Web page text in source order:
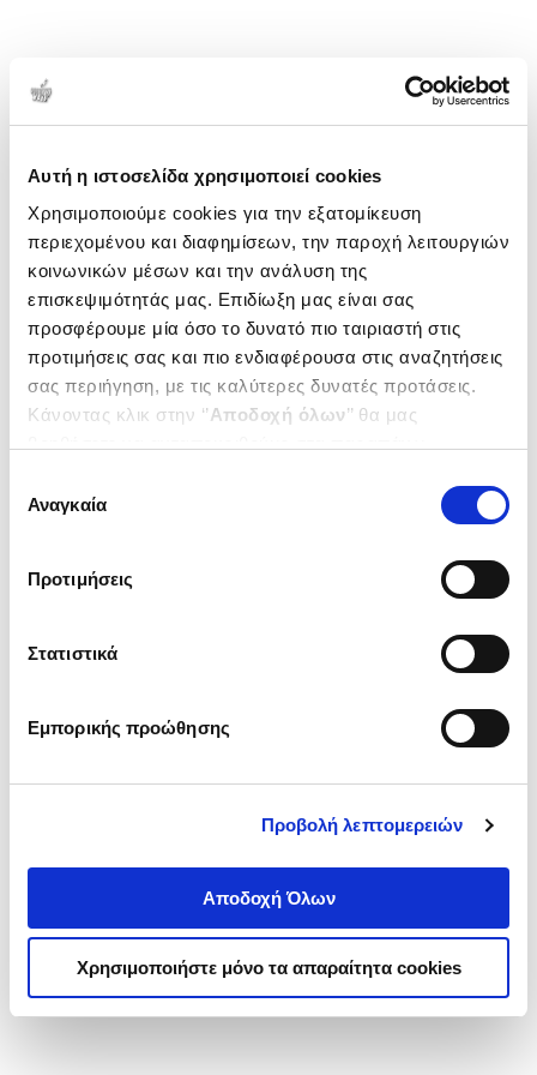
Αυτή η ιστοσελίδα χρησιμοποιεί cookies
Χρησιμοποιούμε cookies για την εξατομίκευση
περιεχομένου και διαφημίσεων, την παροχή λειτουργιών
κοινωνικών μέσων και την ανάλυση της
επισκεψιμότητάς μας. Επιδίωξη μας είναι σας
προσφέρουμε μία όσο το δυνατό πιο ταιριαστή στις
προτιμήσεις σας και πιο ενδιαφέρουσα στις αναζητήσεις
σας περιήγηση, με τις καλύτερες δυνατές προτάσεις.
Κάνοντας κλικ στην ‘’Αποδοχή όλων’’ θα μας
ενδιαφέρουν και να επιλέξετε από τα παρακάτω με την
΄΄και να ενημερωθείτε σχετικά με
συγκατάθεσης
Αναγκαία
Προτιμήσεις
Στατιστικά
Εμπορικής προώθησης
Προβολή λεπτομερειών
Αποδοχή Όλων
Χρησιμοποιήστε μόνο τα απαραίτητα cookies